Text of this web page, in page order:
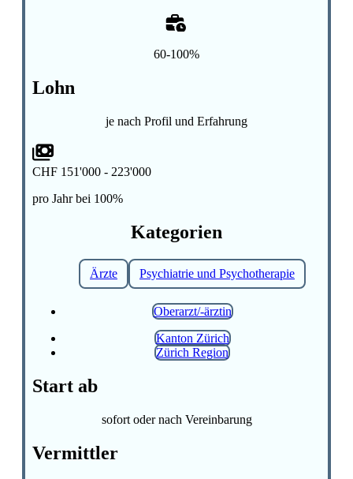
60-100%
Lohn
je nach Profil und Erfahrung
CHF 151'000 - 223'000
pro Jahr bei 100%
Kategorien
Ärzte Psychiatrie und Psychotherapie
Oberarzt/-ärztin
Kanton Zürich
Zürich Region
Start ab
sofort oder nach Vereinbarung
Vermittler